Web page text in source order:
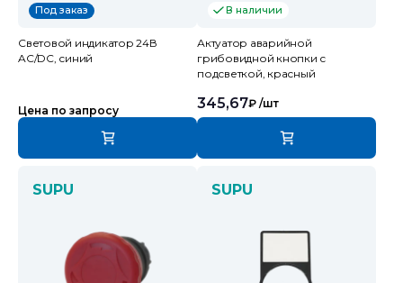
Под заказ
Световой индикатор 24В
AC/DC, синий
Цена по запросу
В наличии
Актуатор аварийной
грибовидной кнопки с
подсветкой, красный
345,67₽ /шт
SUPU SUPU